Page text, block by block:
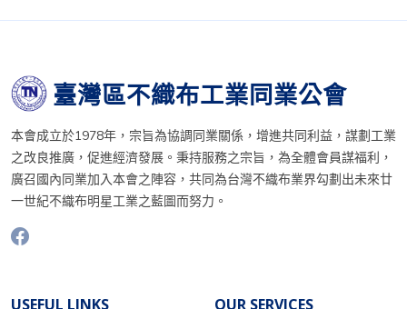
臺灣區不織布工業同業公會
本會成立於1978年，宗旨為協調同業關係，增進共同利益，謀劃工業
之改良推廣，促進經濟發展。秉持服務之宗旨，為全體會員謀福利，
廣召國內同業加入本會之陣容，共同為台灣不織布業界勾劃出未來廿
一世紀不織布明星工業之藍圖而努力。
USEFUL LINKS OUR SERVICES